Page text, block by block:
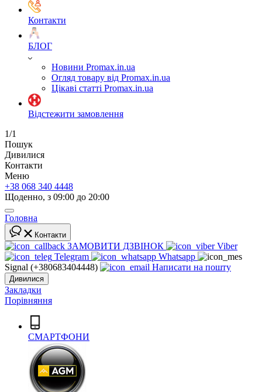
Контакти
БЛОГ
Новини Promax.in.ua
Огляд товару від Promax.in.ua
Цікаві статті Promax.in.ua
Відстежити замовлення
1/1
Пошук
Дивилися
Контакти
Меню
+38 068 340 4448
Щоденно, з 09:00 до 20:00
Головна
Контакти
ЗАМОВИТИ ДЗВІНОК
Viber
Telegram
Whatsapp
Signal (+380683404448)
Написати на пошту
Дивилися
Закладки
Порівняння
СМАРТФОНИ